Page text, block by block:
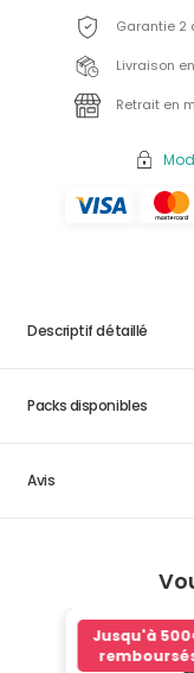
Garantie 2
Livraison
Retrait en
Descriptif détaillé
Packs disponibles
Avis
Jusqu'à